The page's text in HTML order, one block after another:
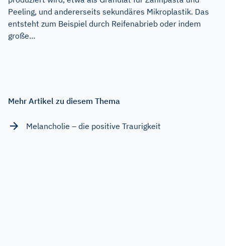
Peeling, und andererseits sekundäres Mikroplastik. Das
entsteht zum Beispiel durch Reifenabrieb oder indem
große...
Mehr Artikel zu diesem Thema
Melancholie – die positive Traurigkeit